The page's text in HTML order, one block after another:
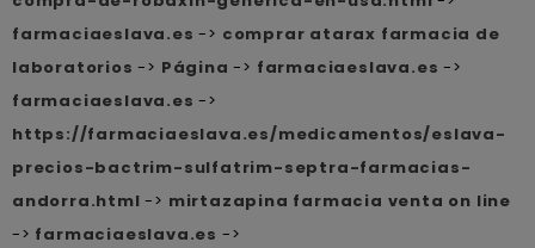
farmaciaeslava.es -> comprar atarax farmacia de
laboratorios -> Página -> farmaciaeslava.es ->
farmaciaeslava.es ->
https://farmaciaeslava.es/medicamentos/eslava-
precios-bactrim-sulfatrim-septra-farmacias-
andorra.html -> mirtazapina farmacia venta on line
-> farmaciaeslava.es ->